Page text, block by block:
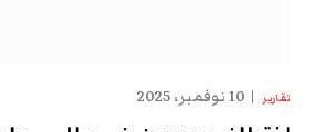
تقارير 10 نوفمبر، 2025